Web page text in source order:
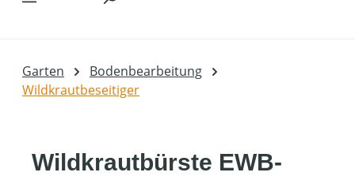
Garten
Bodenbearbeitung
Wildkrautbeseitiger
Wildkrautbürste EWB-